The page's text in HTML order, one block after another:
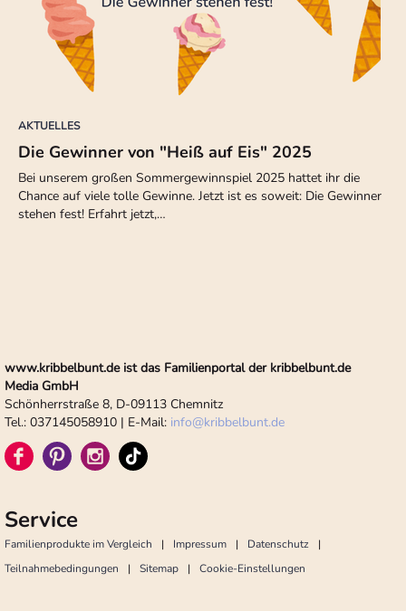
AKTUELLES
Die Gewinner von "Heiß auf Eis" 2025
Bei unserem großen Sommergewinnspiel 2025 hattet ihr die
Chance auf viele tolle Gewinne. Jetzt ist es soweit: Die Gewinner
stehen fest! Erfahrt jetzt,…
www.kribbelbunt.de ist das Familienportal der kribbelbunt.de
Media GmbH
Schönherrstraße 8, D-09113 Chemnitz
Tel.: 037145058910 | E-Mail: info@kribbelbunt.de
Service
Familienprodukte im Vergleich Impressum
Datenschutz
Teilnahmebedingungen
Sitemap Cookie-Einstellungen